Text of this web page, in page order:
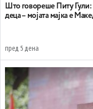
Што говореше Питу Гули:
деца – мојата мајка е
пред 5 дена